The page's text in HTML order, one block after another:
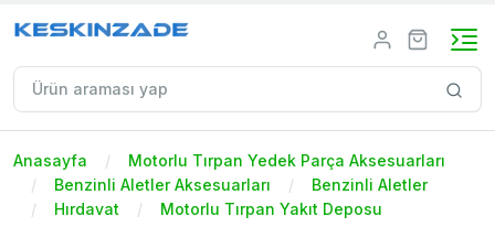
Anasayfa
Motorlu Tırpan Yedek Parça Aksesuarları
Benzinli Aletler Aksesuarları
Benzinli Aletler
Hırdavat
Motorlu Tırpan Yakıt Deposu